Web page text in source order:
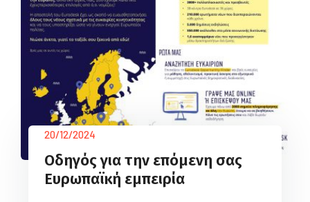
20/12/2024
Οδηγός για την επόμενη σας
Ευρωπαϊκή εμπειρία